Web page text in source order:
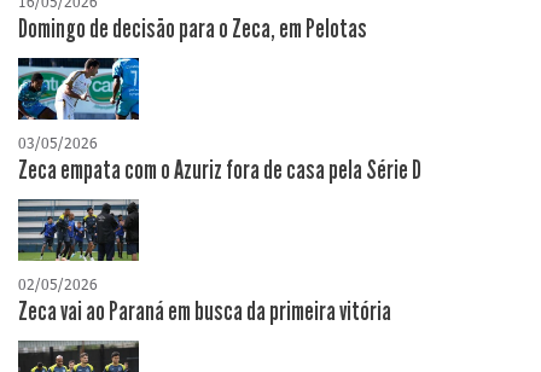
Domingo de decisão para o Zeca, em Pelotas
03/05/2026
Zeca empata com o Azuriz fora de casa pela Série D
02/05/2026
Zeca vai ao Paraná em busca da primeira vitória